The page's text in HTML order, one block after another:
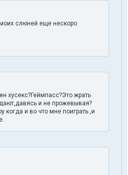
моих слюней еще нескоро
хусекс?Геймпасс?Это жрать
и не прожевывая?
когда и во что мне поиграть ,и